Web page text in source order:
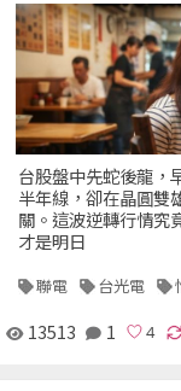
台股盤中先蛇後龍，
半年線，卻在晶圓雙
關。這波逆轉行情究
才是明日
聯電 台光電
13513 1